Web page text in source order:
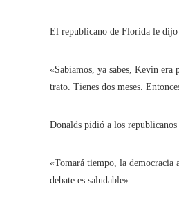
El republicano de Florida le dijo
«Sabíamos, ya sabes, Kevin era
trato. Tienes dos meses.
Donalds pidió a los
«Tomará tiempo, la democracia
debate es saludable».